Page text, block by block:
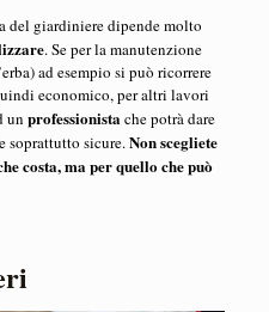
del giardiniere dipende molto
. Se per la manutenzione
ad esempio si può ricorrere
economico, per altri lavori
un professionistache potrà dare
soprattutto sicure.Non scegliete
costa, ma per quello che può